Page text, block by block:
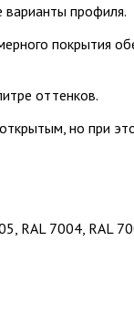
профиля.
покрытия
оттенков.
но при
RAL 7004, RAL